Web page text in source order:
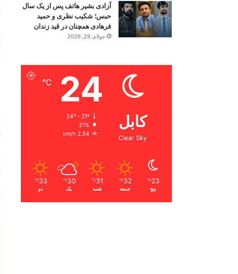
آزادی بشیر هاتف پس از یک سال
حبس؛ شکیب نظری و حمید
فرهادی همچنان در قید زندان
جولای 29, 2026
کابل
Clear Sky
24
℃
24º - 21º
21%
2.54 km/h
23
℃
پنج
32
℃
جمعه
31
℃
شنبه
30
℃
یک
33
℃
دو